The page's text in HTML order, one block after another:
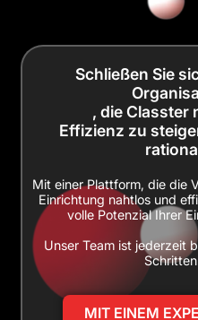
Schließen Sie
, die Classter
Effizienz zu
Mit einer Plattform, die die
Einrichtung nahtlos und
volle Potenzial Ihrer
Unser Team ist jederzeit
MIT EINEM